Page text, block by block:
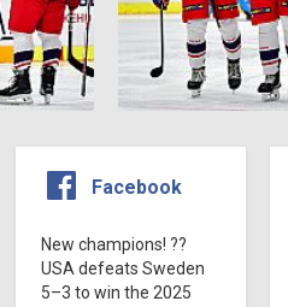
Facebook
New champions! ??
USA defeats Sweden
5–3 to win the 2025